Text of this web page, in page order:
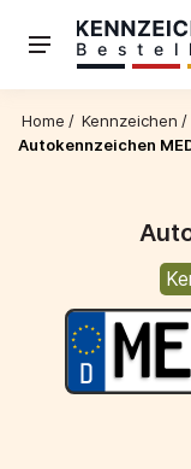
Home / Kennzeichen /
Autokennzeichen